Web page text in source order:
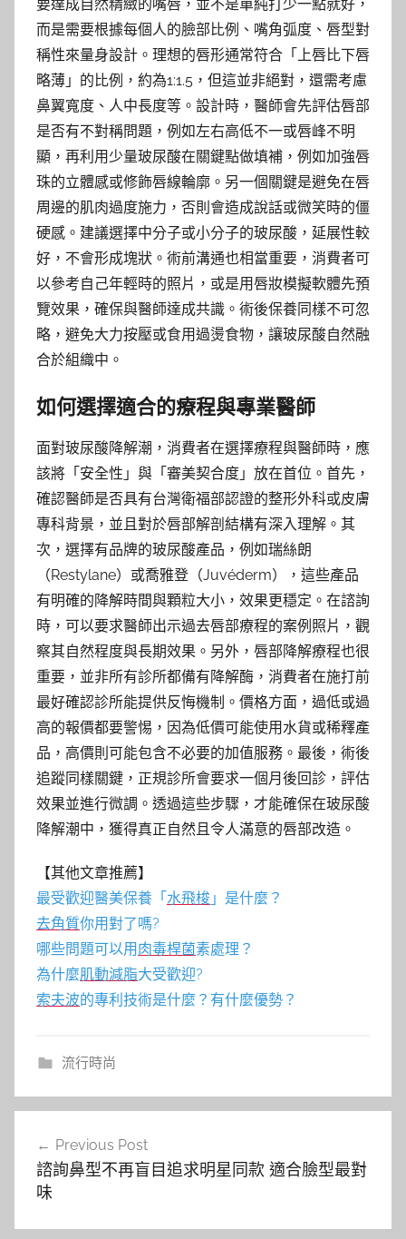
要達成自然精緻的嘴唇，並不是單純打少一點就好，
而是需要根據每個人的臉部比例、嘴角弧度、唇型對
稱性來量身設計。理想的唇形通常符合「上唇比下唇
略薄」的比例，約為1:1.5，但這並非絕對，還需考慮
鼻翼寬度、人中長度等。設計時，醫師會先評估唇部
是否有不對稱問題，例如左右高低不一或唇峰不明
顯，再利用少量玻尿酸在關鍵點做填補，例如加強唇
珠的立體感或修飾唇線輪廓。另一個關鍵是避免在唇
周邊的肌肉過度施力，否則會造成說話或微笑時的僵
硬感。建議選擇中分子或小分子的玻尿酸，延展性較
好，不會形成塊狀。術前溝通也相當重要，消費者可
以參考自己年輕時的照片，或是用唇妝模擬軟體先預
覽效果，確保與醫師達成共識。術後保養同樣不可忽
略，避免大力按壓或食用過燙食物，讓玻尿酸自然融
合於組織中。
如何選擇適合的療程與專業醫師
面對玻尿酸降解潮，消費者在選擇療程與醫師時，應
該將「安全性」與「審美契合度」放在首位。首先，
確認醫師是否具有台灣衛福部認證的整形外科或皮膚
專科背景，並且對於唇部解剖結構有深入理解。其
次，選擇有品牌的玻尿酸產品，例如瑞絲朗
（Restylane）或喬雅登（Juvéderm），這些產品
有明確的降解時間與顆粒大小，效果更穩定。在諮詢
時，可以要求醫師出示過去唇部療程的案例照片，觀
察其自然程度與長期效果。另外，唇部降解療程也很
重要，並非所有診所都備有降解酶，消費者在施打前
最好確認診所能提供反悔機制。價格方面，過低或過
高的報價都要警惕，因為低價可能使用水貨或稀釋產
品，高價則可能包含不必要的加值服務。最後，術後
追蹤同樣關鍵，正規診所會要求一個月後回診，評估
效果並進行微調。透過這些步驟，才能確保在玻尿酸
降解潮中，獲得真正自然且令人滿意的唇部改造。
【其他文章推薦】
最受歡迎醫美保養「 水飛梭 」是什麼？
去角質你用對了嗎?
哪些問題可以用 肉毒桿菌素處理？
為什麼肌動減脂大受歡迎?
索夫波的專利技術是什麼？有什麼優勢？
流行時尚
章
覽
Previous Post
諮詢鼻型不再盲目追求明星同款 適合臉型最對
味